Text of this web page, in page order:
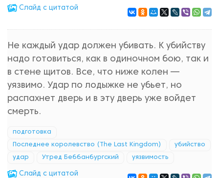
Cлайд с цитатой
Не каждый удар должен убивать. К убийству
надо готовиться, как в одиночном бою, так и
в стене щитов. Все, что ниже колен —
уязвимо. Удар по лодыжке не убьет, но
распахнет дверь и в эту дверь уже войдет
смерть.
подготовка
Последнее королевство (The Last Kingdom) убийство
удар Утред Беббанбургский уязвимость
Cлайд с цитатой